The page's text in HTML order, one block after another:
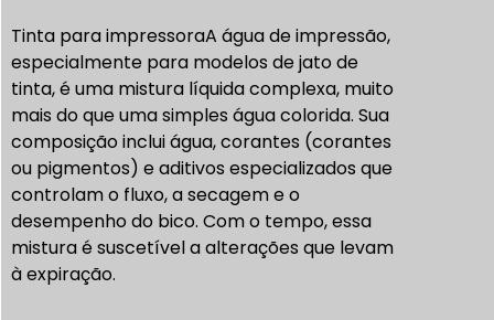
Tinta para impressoraA água de impressão,
especialmente para modelos de jato de
tinta, é uma mistura líquida complexa, muito
mais do que uma simples água colorida. Sua
composição inclui água, corantes (corantes
ou pigmentos) e aditivos especializados que
controlam o fluxo, a secagem e o
desempenho do bico. Com o tempo, essa
mistura é suscetível a alterações que levam
à expiração.